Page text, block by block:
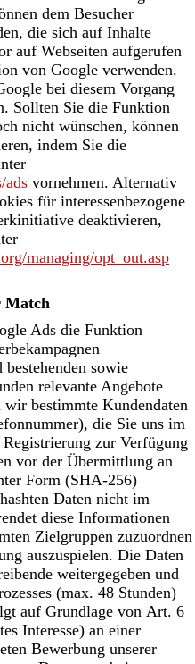
dem Besucher
die sich auf Inhalte
auf Webseiten aufgerufen
von Google verwenden.
bei diesem Vorgang
Sollten Sie die Funktion
nicht wünschen, können
indem Sie die
ads vornehmen. Alternativ
für interessenbezogene
deaktivieren,
managing/opt_out.asp
Match
Ads die Funktion
sowie
relevante Angebote
bestimmte Kundendaten
die Sie uns im
zur Verfügung
vor der Übermittlung an
Form (SHA-256)
Daten nicht im
diese Informationen
Zielgruppen zuzuordnen
auszuspielen. Die Daten
weitergegeben und
(max. 48 Stunden)
auf Grundlage von Art. 6
Interesse) an einer
Bewerbung unserer